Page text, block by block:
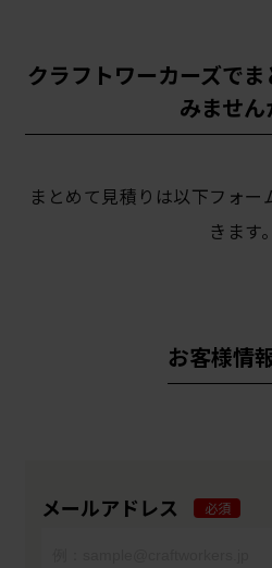
クラフトワーカーズで
みません
まとめて見積りは以下フォー
きます。
お客様情
メールアドレス 必須